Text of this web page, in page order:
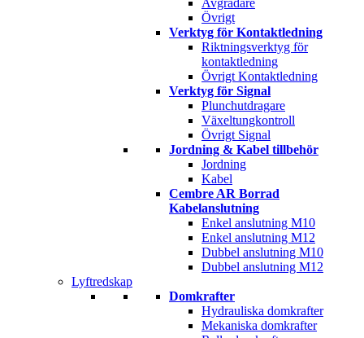
Övrigt
Verktyg för Kontaktledning
Riktningsverktyg för
kontaktledning
Övrigt Kontaktledning
Verktyg för Signal
Plunchutdragare
Växeltungkontroll
Övrigt Signal
Jordning & Kabel tillbehör
Jordning
Kabel
Cembre AR Borrad
Kabelanslutning
Enkel anslutning M10
Enkel anslutning M12
Dubbel anslutning M10
Dubbel anslutning M12
Lyftredskap
Domkrafter
Hydrauliska domkrafter
Mekaniska domkrafter